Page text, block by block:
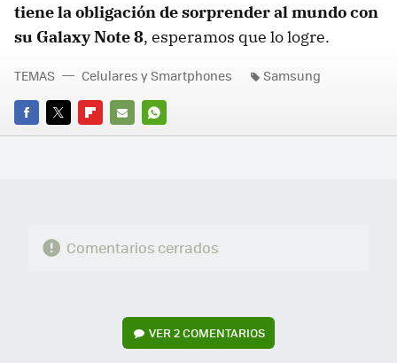
tiene la obligación de sorprender al mundo con
su Galaxy Note 8, esperamos que lo logre.
FACEBOOK
TWITTERFLIPBOARD
E-
WHATSAPP
TEMAS Celulares y Smartphones Samsung
Comentarios cerrados
VER2 COMENTARIOS